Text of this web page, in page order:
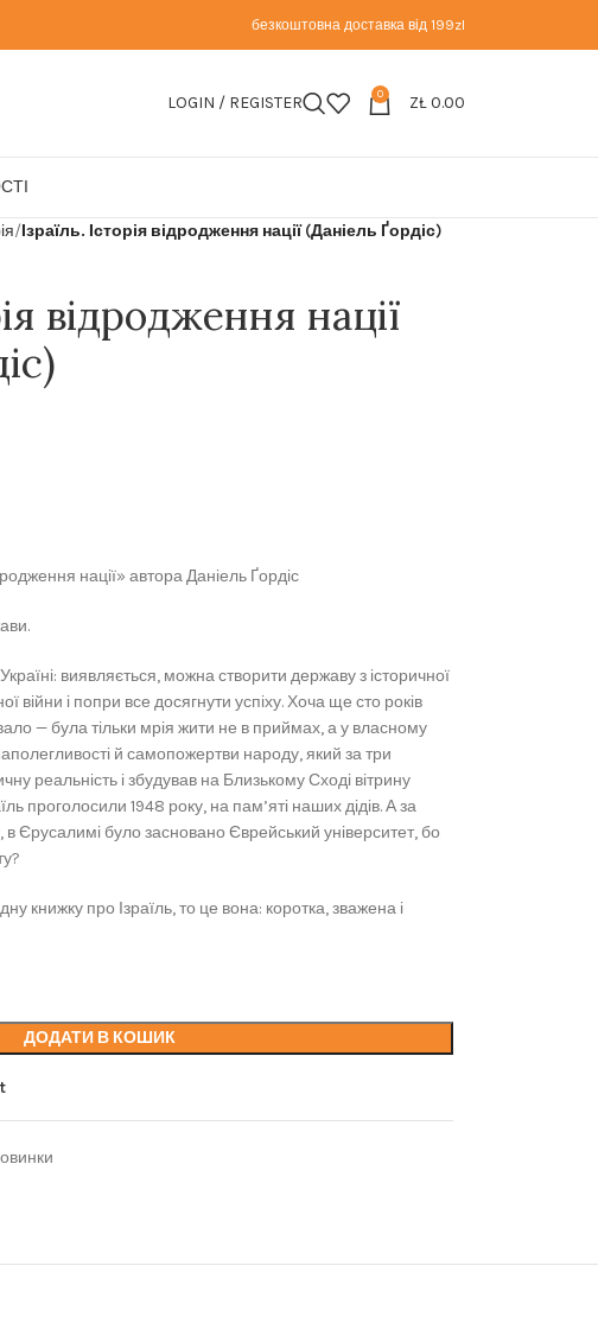
безкоштовна доставка від 199zl
LOGIN / REGISTER 0 ZŁ0.00
Ізраїль. Історія відродження нації (Даніель Ґордіс)
відродження нації
нації» автора Даніель Ґордіс
виявляється, можна створити державу з історичної
війни і попри все досягнути успіху. Хоча ще сто років
— була тільки мрія жити не в приймах, а у власному
й самопожертви народу, який за три
реальність і збудував на Близькому Сході вітрину
проголосили 1948 року, на пам’яті наших дідів. А за
в Єрусалимі було засновано Єврейський університет, бо
книжку про Ізраїль, то це вона: коротка, зважена і
ДОДАТИ В КОШИК